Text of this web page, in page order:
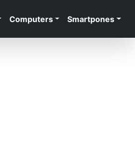
Computers Smartpones